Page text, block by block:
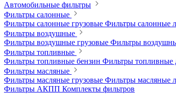
Автомобильные фильтры
Фильтры салонные
Фильтры салонные грузовые Фильтры салонные
Фильтры воздушные
Фильтры воздушные грузовые Фильтры
Фильтры топливные
Фильтры топливные бензин Фильтры топливные
Фильтры масляные
Фильтры масляные грузовые Фильтры масляные
Фильтры АКПП Комплекты фильтров